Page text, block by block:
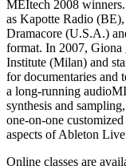
MEItech 2008 winners.
as Kapotte Radio
Dramacore (U.S.A.)
format. In 2007,
Institute (Milan) and
for documentaries and
a long-running
synthesis and
one-on-one
aspects of Ableton
Online classes are